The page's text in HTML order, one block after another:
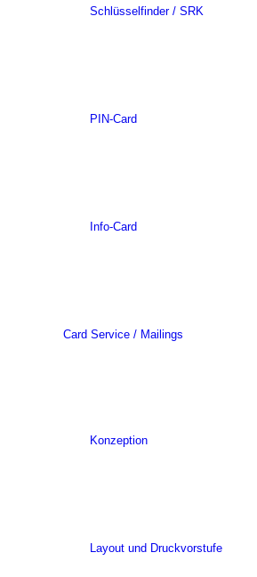
Schlüsselfinder / SRK
PIN-Card
Info-Card
Card Service / Mailings
Konzeption
Layout und Druckvorstufe